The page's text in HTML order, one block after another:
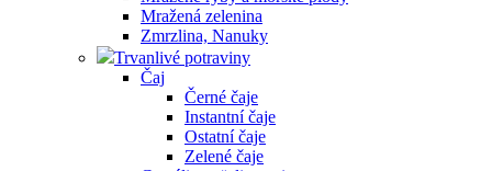
Mražená zelenina
Zmrzlina, Nanuky
Trvanlivé potraviny
Čaj
Černé čaje
Instantní čaje
Ostatní čaje
Zelené čaje